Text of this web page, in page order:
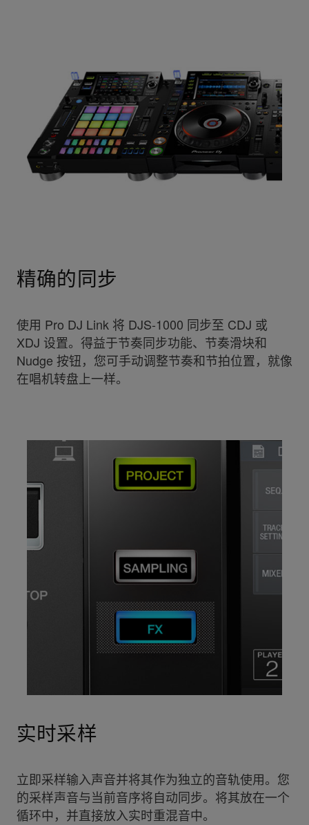
精确的同步
使用 Pro DJ Link 将 DJS-1000 同步至 CDJ 或
XDJ 设置。得益于节奏同步功能、节奏滑块和
Nudge 按钮，您可手动调整节奏和节拍位置，就像
在唱机转盘上一样。
实时采样
立即采样输入声音并将其作为独立的音轨使用。您
的采样声音与当前音序将自动同步。将其放在一个
循环中，并直接放入实时重混音中。